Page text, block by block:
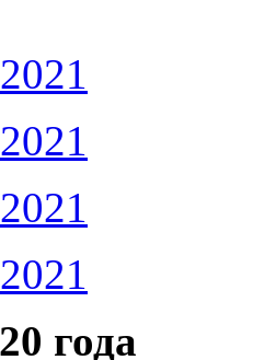
года